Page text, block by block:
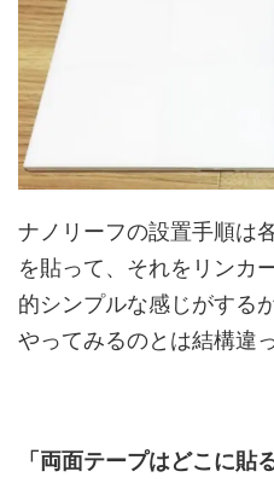
ナノリーフの設置手順は
を貼って、それをリンカ
的シンプルな感じがする
やってみるのとは結構違っ
「両面テープはどこに貼